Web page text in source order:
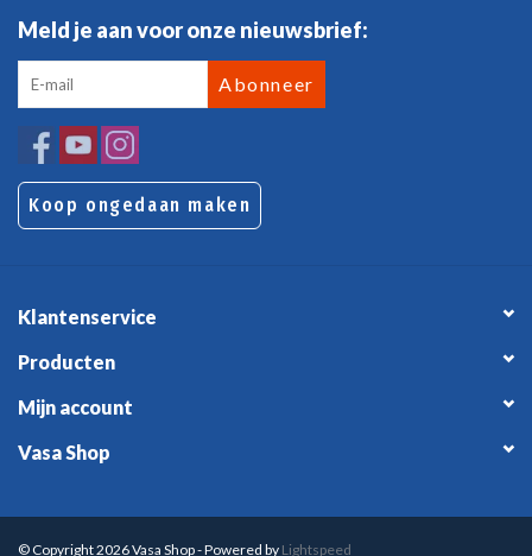
Meld je aan voor onze nieuwsbrief:
Abonneer
Koop ongedaan maken
Klantenservice
Producten
Mijn account
Vasa Shop
© Copyright 2026 Vasa Shop - Powered by Lightspeed